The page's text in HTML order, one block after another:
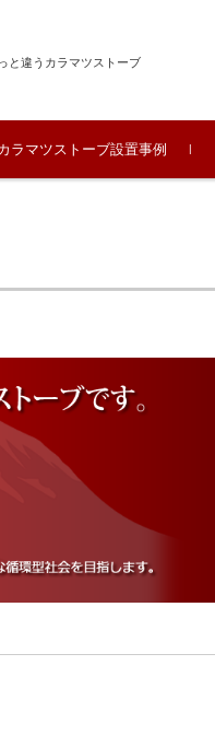
と違うカラマツストーブ
ラマツストーブ設置事例